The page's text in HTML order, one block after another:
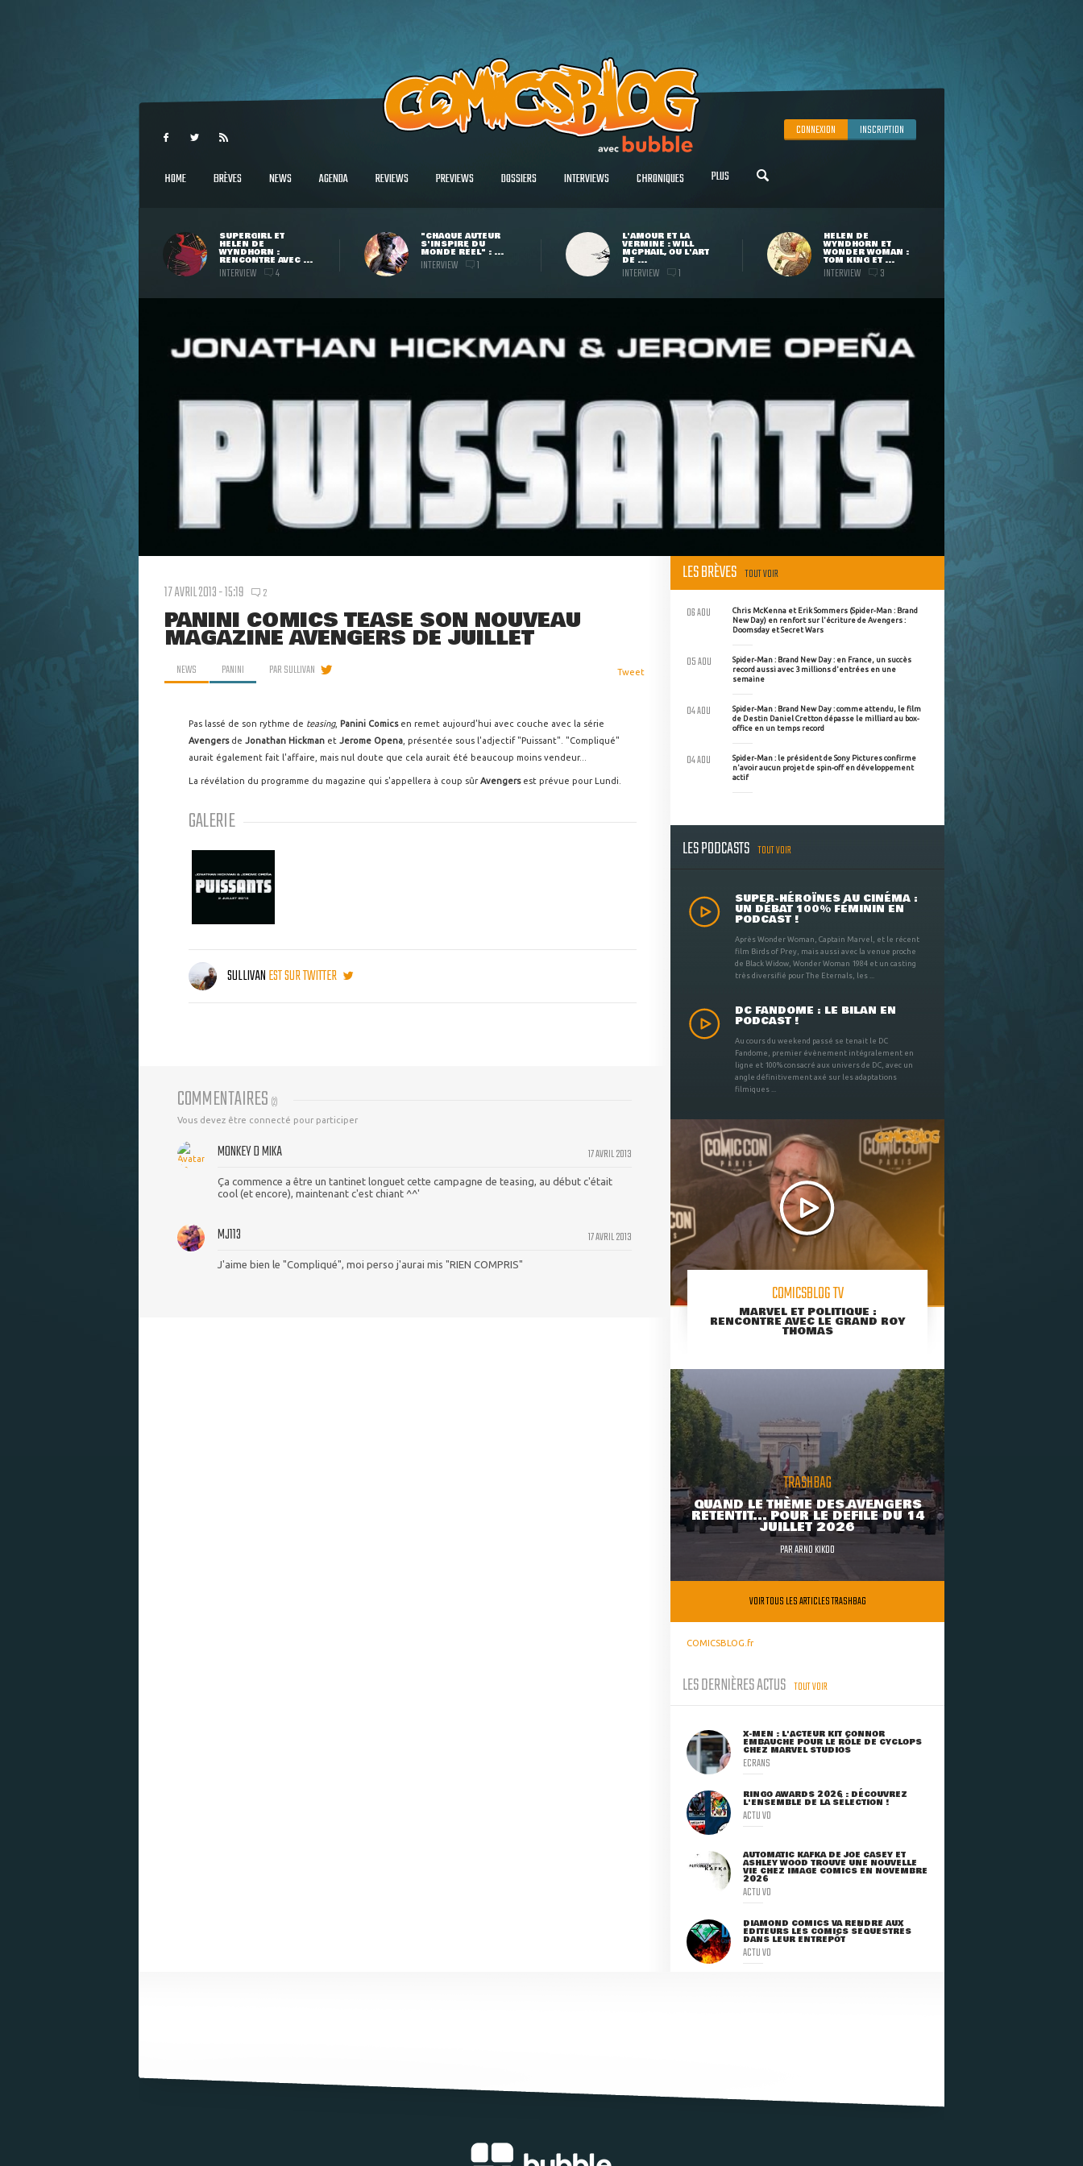
CONNEXION INSCRIPTION
HOME BRÈVES NEWS AGENDA REVIEWS PREVIEWS DOSSIERS INTERVIEWS CHRONIQUES PLUS
SUPERGIRL ET
HELEN DE
WYNDHORN :
RENCONTRE AVEC ...
INTERVIEW 4
"CHAQUE AUTEUR
S'INSPIRE DU
MONDE RÉEL" : ...
INTERVIEW 1
L'AMOUR ET LA
VERMINE : WILL
MCPHAIL, OU L'ART
DE ...
INTERVIEW 1
HELEN DE
WYNDHORN ET
WONDER WOMAN :
TOM KING ET ...
INTERVIEW 3
17 AVRIL 2013 - 15:19 2
PANINI COMICS TEASE SON NOUVEAU
MAGAZINE AVENGERS DE JUILLET
NEWS PANINI PARSULLIVAN Tweet
Pas lassé de son rythme de teasing, Panini Comicsen remet aujourd'hui avec couche avec la série
Avengers de Jonathan Hickman et Jerome Opena , présentée sous l'adjectif "Puissant". "Compliqué"
aurait également fait l'affaire, mais nul doute que cela aurait été beaucoup moins vendeur...
La révélation du programme du magazine qui s'appellera à coup sûrAvengers est prévue pour Lundi.
GALERIE
SULLIVANEST SUR TWITTER
COMMENTAIRES (2)
Vous devez être connecté pour participer
17 AVRIL 2013
MONKEY D MIKA
Ça commence a être un tantinet longuet cette campagne de teasing, au début c'était
cool (et encore), maintenant c'est chiant ^^'
17 AVRIL 2013
MJ113
J'aime bien le "Compliqué", moi perso j'aurai mis "RIEN COMPRIS"
LES BRÈVES TOUT VOIR
Chris McKenna et Erik Sommers (Spider-Man : Brand
New Day) en renfort sur l'écriture de Avengers :
Doomsday et Secret Wars
06 AOU
Spider-Man : Brand New Day : en France, un succès
record aussi avec 3 millions d'entrées en une
semaine
05 AOU
Spider-Man : Brand New Day : comme attendu, le film
de Destin Daniel Cretton dépasse le milliard au box-
office en un temps record
04 AOU
Spider-Man : le président de Sony Pictures confirme
n'avoir aucun projet de spin-off en développement
actif
04 AOU
LES PODCASTS TOUT VOIR
SUPER-HÉROÏNES AU CINÉMA :
UN DÉBAT 100% FÉMININ EN
PODCAST !
Après Wonder Woman, Captain Marvel, et le récent
film Birds of Prey, mais aussi avec la venue proche
de Black Widow, Wonder Woman 1984 et un casting
très diversifié pour The Eternals, les ...
DC FANDOME : LE BILAN EN
PODCAST !
Au cours du weekend passé se tenait le DC
Fandome, premier évènement intégralement en
ligne et 100% consacré aux univers de DC, avec un
angle définitivement axé sur les adaptations
filmiques ...
COMICSBLOG TV
MARVEL ET POLITIQUE :
RENCONTRE AVEC LE GRAND ROY
THOMAS
TRASHBAG
QUAND LE THÈME DES AVENGERS
RETENTIT... POUR LE DÉFILÉ DU 14
JUILLET 2026
PARARNO KIKOO
VOIR TOUS LES ARTICLES TRASHBAG
COMICSBLOG.fr
LES DERNIÈRES ACTUS TOUT VOIR
X-MEN : L'ACTEUR KIT CONNOR
EMBAUCHÉ POUR LE RÔLE DE CYCLOPS
CHEZ MARVEL STUDIOS
ECRANS
RINGO AWARDS 2026 : DÉCOUVREZ
L'ENSEMBLE DE LA SÉLECTION !
ACTU VO
AUTOMATIC KAFKA DE JOE CASEY ET
ASHLEY WOOD TROUVE UNE NOUVELLE
VIE CHEZ IMAGE COMICS EN NOVEMBRE
2026
ACTU VO
DIAMOND COMICS VA RENDRE AUX
ÉDITEURS LES COMICS SÉQUESTRÉS
DANS LEUR ENTREPÔT
ACTU VO